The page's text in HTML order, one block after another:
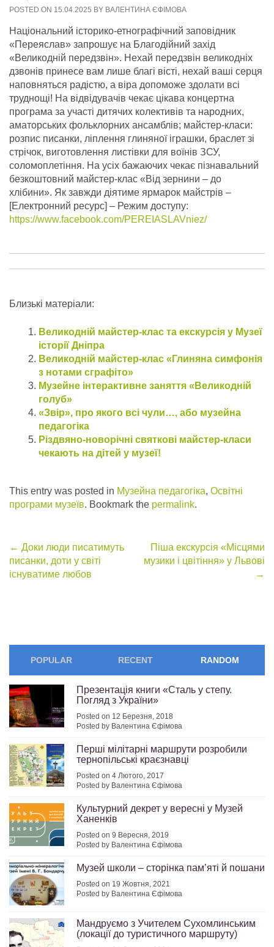
POSTED ON 15.04.2025 BY ВАЛЕНТИНА ЄФІМОВА
Національний історико-етнографічний заповідник
«Переяслав» запрошує на Благодійний захід
«Великодній передзвін». Нехай передзвін великодніх
дзвонів принесе вам лише благі вісті, нехай ваші серця
наповняться радістю, а віра допоможе здолати всі
труднощі! На відвідувачів чекає цікава концертна
програма за участі дитячих колективів та народних,
аматорських фольклорних ансамблів; майстер-класи:
розпис писанки, ліплення глиняної іграшки, браслет зі
стрічок, виготовлення листівки для воїнів ЗСУ,
соломоплетіння. На усіх бажаючих чекає пізнавальний
безкоштовний майстер-клас «Від зернини – до
хлібини». Як завжди діятиме ярмарок майстрів –
[Електронний ресурс] – Режим доступу:
https://www.facebook.com/PEREIASLAVniez/
Близькі матеріали:
Великодній майстер-клас та екскурсія у Музеї
історії Дніпра
Великодній майстер-клас «Глиняна симфонія
з нотами сграфіто»
Музейне інтерактивне заняття «Великодній
голуб»
«Звір», про якого всі чули…, або музейна
педагогіка
Різдвяно-новорічні святкові майстер-класи
чекають на дітей у музеї!
This entry was posted in Музейна педагогіка, Освітні
програми музеїв. Bookmark the permalink.
Post
navigation
← Доки люди писатимуть
писанки, доти у світі
існуватиме любов
Піша екскурсія «Місцями
музики і цвітіння» у Львові
→
POPULAR RECENT RANDOM
Презентація книги «Сталь у степу.
Погляд з України»
Posted on 12 Березня, 2018
Posted by Валентина Єфімова
Перші мілітарні маршрути розробили
тернопільські краєзнавці
Posted on 4 Лютого, 2017
Posted by Валентина Єфімова
Культурний декрет у вересні у Музей
Ханенків
Posted on 9 Вересня, 2019
Posted by Валентина Єфімова
Музей школи – сторінка пам’яті й пошани
Posted on 19 Жовтня, 2021
Posted by Валентина Єфімова
Мандруємо з Учителем Сухомлинським
(локації до туристичного маршруту)